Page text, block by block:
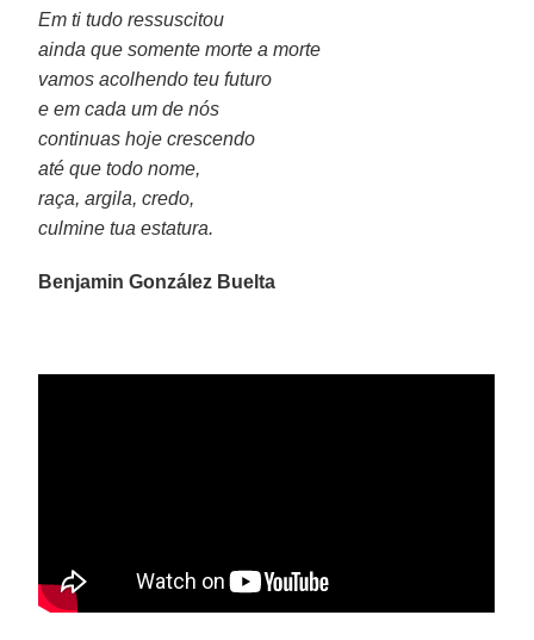
Em ti tudo ressuscitou
ainda que somente morte a morte
vamos acolhendo teu futuro
e em cada um de nós
continuas hoje crescendo
até que todo nome,
raça, argila, credo,
culmine tua estatura.
Benjamin González Buelta